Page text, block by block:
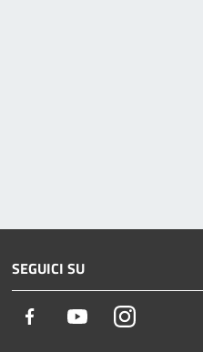
SEGUICI SU
Facebook YoutubeInstagram